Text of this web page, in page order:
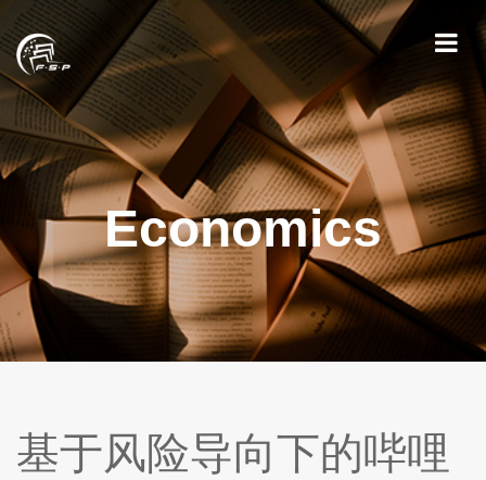
Economics
基于风险导向下的哔哩